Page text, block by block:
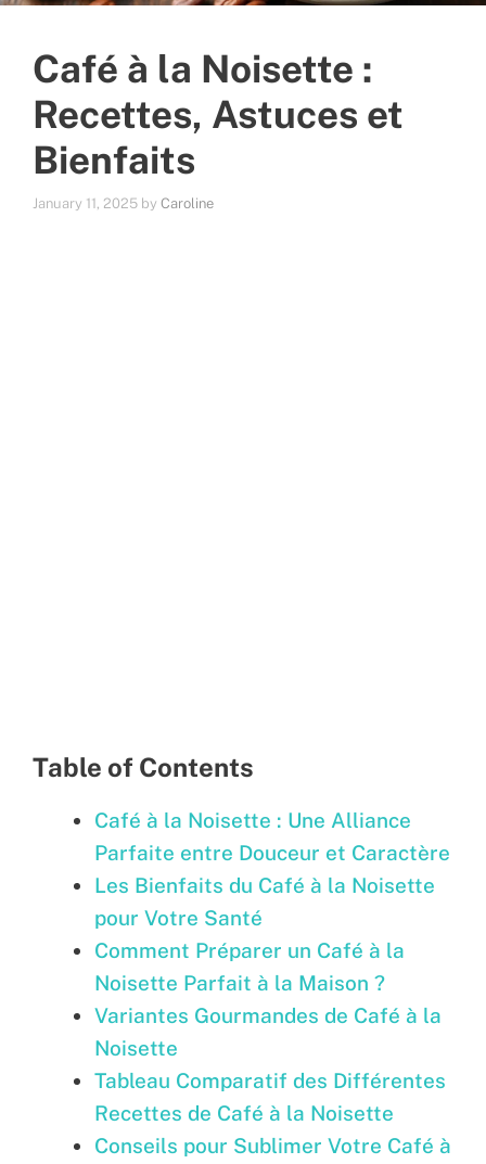
Café à la Noisette :
Recettes, Astuces et
Bienfaits
January 11, 2025 by Caroline
Table of Contents
Café à la Noisette : Une Alliance
Parfaite entre Douceur et Caractère
Les Bienfaits du Café à la Noisette
pour Votre Santé
Comment Préparer un Café à la
Noisette Parfait à la Maison ?
Variantes Gourmandes de Café à la
Noisette
Tableau Comparatif des Différentes
Recettes de Café à la Noisette
Conseils pour Sublimer Votre Café à